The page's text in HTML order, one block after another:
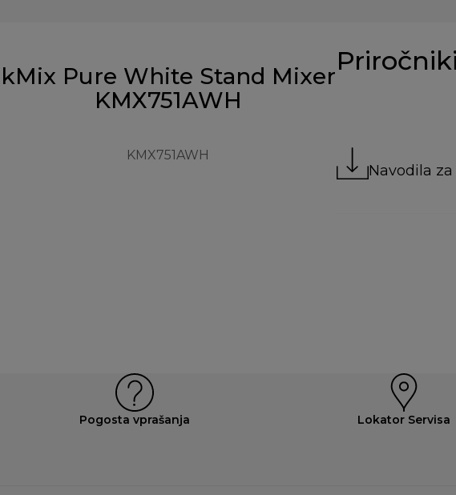
kMix Pure White Stand Mixer
KMX751AWH
KMX751AWH
Navodila
Pogosta vprašanja Lokator Servisa